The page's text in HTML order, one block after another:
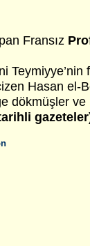
Fransız
Teymiyye’nin
Hasan el-
dökmüşler ve